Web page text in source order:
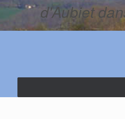
d'Aubiet